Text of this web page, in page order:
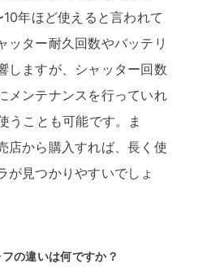
年ほど使えると言われて
ッター耐久回数やバッテリ
しますが、シャッター回数
メンテナンスを行っていれ
うことも可能です。ま
店から購入すれば、長く使
が見つかりやすいでしょ
の違いは何ですか？